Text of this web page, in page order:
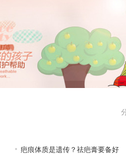
疤痕体质是遗传？祛疤膏要备好